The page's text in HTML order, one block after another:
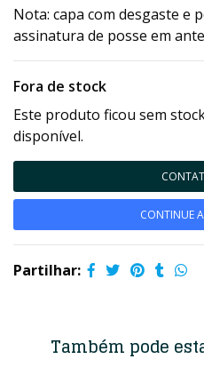
Nota: capa com desgaste e
assinatura de posse em
Fora de stock
Este produto ficou sem
disponível.
CONTINUE
Partilhar:
Também pode